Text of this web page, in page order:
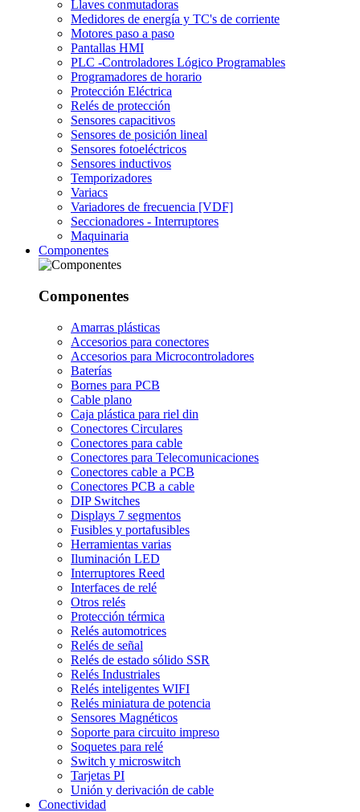
Llaves conmutadoras
Medidores de energía y TC's de corriente
Motores paso a paso
Pantallas HMI
PLC -Controladores Lógico Programables
Programadores de horario
Protección Eléctrica
Relés de protección
Sensores capacitivos
Sensores de posición lineal
Sensores fotoeléctricos
Sensores inductivos
Temporizadores
Variacs
Variadores de frecuencia [VDF]
Seccionadores - Interruptores
Maquinaria
Componentes
Componentes
Amarras plásticas
Accesorios para conectores
Accesorios para Microcontroladores
Baterías
Bornes para PCB
Cable plano
Caja plástica para riel din
Conectores Circulares
Conectores para cable
Conectores para Telecomunicaciones
Conectores cable a PCB
Conectores PCB a cable
DIP Switches
Displays 7 segmentos
Fusibles y portafusibles
Herramientas varias
Iluminación LED
Interruptores Reed
Interfaces de relé
Otros relés
Protección térmica
Relés automotrices
Relés de señal
Relés de estado sólido SSR
Relés Industriales
Relés inteligentes WIFI
Relés miniatura de potencia
Sensores Magnéticos
Soporte para circuito impreso
Soquetes para relé
Switch y microswitch
Tarjetas PI
Unión y derivación de cable
Conectividad